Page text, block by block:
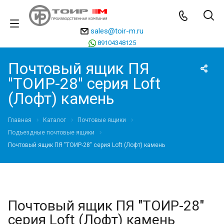
sales@toir-m.ru
89104348125
Почтовый ящик ПЯ
"ТОИР-28" серия Loft
(Лофт) камень
Главная Каталог
Почтовые ящики
Подъездные почтовые ящики
Почтовый ящик ПЯ "ТОИР-28" серия Loft (Лофт) камень
Почтовый ящик ПЯ "ТОИР-28"
серия Loft (Лофт) камень